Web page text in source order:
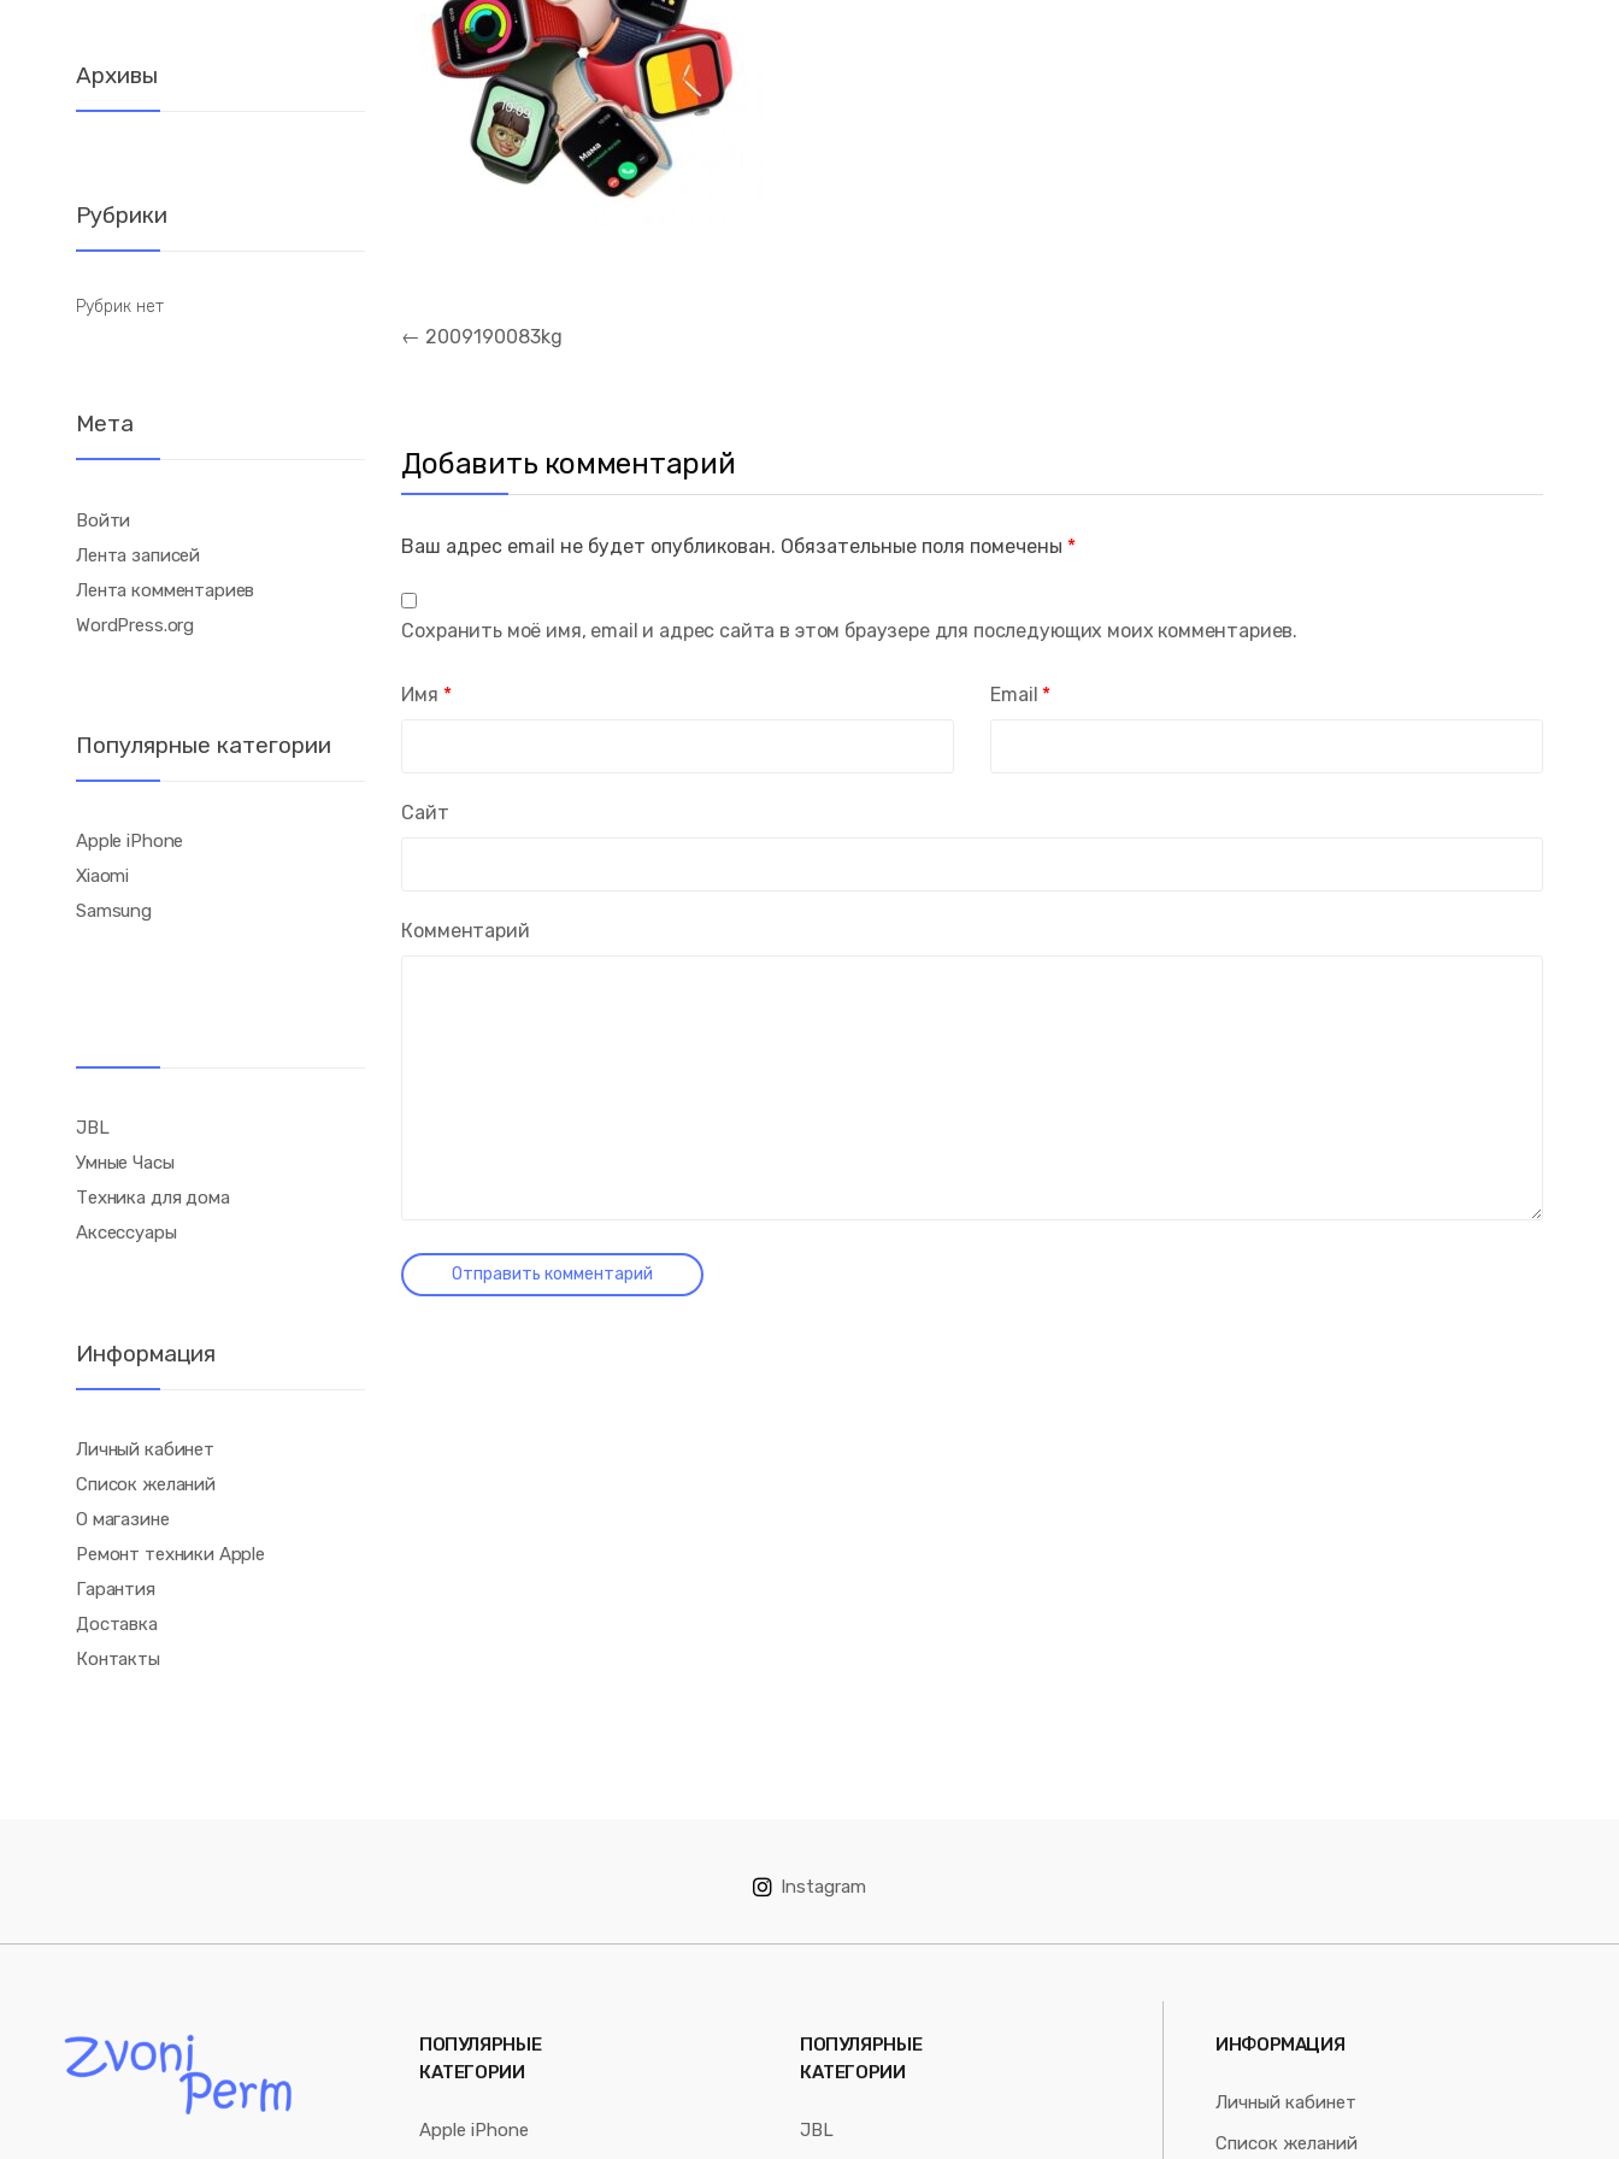
Навигация
← 2009190083kg
Добавить комментарий
Ваш адрес email не будет опубликован. Обязательные поля помечены *
Комментарий
Имя * Email *
Сайт
Сохранить моё имя, email и адрес сайта в этом браузере для последующих моих комментариев.
Архивы
Рубрики
Рубрик нет
Мета
Войти
Лента записей
Лента комментариев
WordPress.org
Популярные категории
Apple iPhone
Xiaomi
Samsung
JBL
Умные Часы
Техника для дома
Аксессуары
Информация
Личный кабинет
Список желаний
О магазине
Ремонт техники Apple
Гарантия
Доставка
Контакты
Instagram
ПОПУЛЯРНЫЕ
КАТЕГОРИИ
Apple iPhone
ПОПУЛЯРНЫЕ
КАТЕГОРИИ
JBL
ИНФОРМАЦИЯ
Личный кабинет
Список желаний